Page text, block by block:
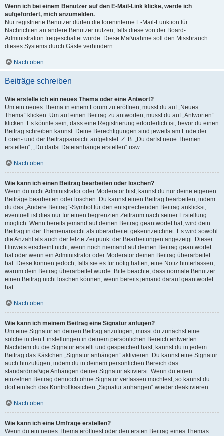
Wenn ich bei einem Benutzer auf den E-Mail-Link klicke, werde ich
aufgefordert, mich anzumelden.
Nur registrierte Benutzer dürfen die foreninterne E-Mail-Funktion für
Nachrichten an andere Benutzer nutzen, falls diese von der Board-
Administration freigeschaltet wurde. Diese Maßnahme soll den Missbrauch
dieses Systems durch Gäste verhindern.
Nach oben
Beiträge schreiben
Wie erstelle ich ein neues Thema oder eine Antwort?
Um ein neues Thema in einem Forum zu eröffnen, musst du auf „Neues
Thema“ klicken. Um auf einen Beitrag zu antworten, musst du auf „Antworten“
klicken. Es könnte sein, dass eine Registrierung erforderlich ist, bevor du einen
Beitrag schreiben kannst. Deine Berechtigungen sind jeweils am Ende der
Foren- und der Beitragsansicht aufgelistet. Z. B. „Du darfst neue Themen
erstellen“, „Du darfst Dateianhänge erstellen“ usw.
Nach oben
Wie kann ich einen Beitrag bearbeiten oder löschen?
Wenn du nicht Administrator oder Moderator bist, kannst du nur deine eigenen
Beiträge bearbeiten oder löschen. Du kannst einen Beitrag bearbeiten, indem
du das „Ändere Beitrag“-Symbol für den entsprechenden Beitrag anklickst;
eventuell ist dies nur für einen begrenzten Zeitraum nach seiner Erstellung
möglich. Wenn bereits jemand auf deinen Beitrag geantwortet hat, wird dein
Beitrag in der Themenansicht als überarbeitet gekennzeichnet. Es wird sowohl
die Anzahl als auch der letzte Zeitpunkt der Bearbeitungen angezeigt. Dieser
Hinweis erscheint nicht, wenn noch niemand auf deinen Beitrag geantwortet
hat oder wenn ein Administrator oder Moderator deinen Beitrag überarbeitet
hat. Diese können jedoch, falls sie es für nötig halten, eine Notiz hinterlassen,
warum dein Beitrag überarbeitet wurde. Bitte beachte, dass normale Benutzer
einen Beitrag nicht löschen können, wenn bereits jemand darauf geantwortet
hat.
Nach oben
Wie kann ich meinem Beitrag eine Signatur anfügen?
Um eine Signatur an deinen Beitrag anzufügen, musst du zunächst eine
solche in den Einstellungen in deinem persönlichen Bereich entwerfen.
Nachdem du die Signatur erstellt und gespeichert hast, kannst du in jedem
Beitrag das Kästchen „Signatur anhängen“ aktivieren. Du kannst eine Signatur
auch hinzufügen, indem du in deinem persönlichen Bereich das
standardmäßige Anhängen deiner Signatur aktivierst. Wenn du einen
einzelnen Beitrag dennoch ohne Signatur verfassen möchtest, so kannst du
dort einfach das Kontrollkästchen „Signatur anhängen“ wieder deaktivieren.
Nach oben
Wie kann ich eine Umfrage erstellen?
Wenn du ein neues Thema eröffnest oder den ersten Beitrag eines Themas